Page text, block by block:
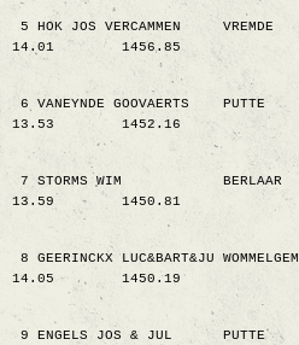
5 HOK JOS VERCAMMEN VREMDE
14.01
1456.85
6 VANEYNDE GOOVAERTS PUTTE
13.53
1452.16
7 STORMS WIM BERLAAR
13.59
1450.81
8 GEERINCKX LUC&BART&JU WOMMELGEM
14.05
1450.19
9 ENGELS JOS & JUL PUTTE